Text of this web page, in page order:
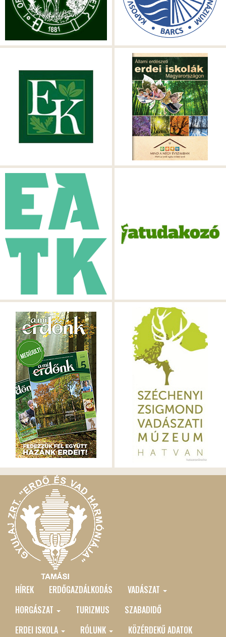
MAIN
MENU
HÍREK ERDŐGAZDÁLKODÁS
VADÁSZAT
HORGÁSZAT
TURIZMUS
SZABADIDŐ
ERDEI ISKOLA
RÓLUNK KÖZÉRDEKŰ ADATOK